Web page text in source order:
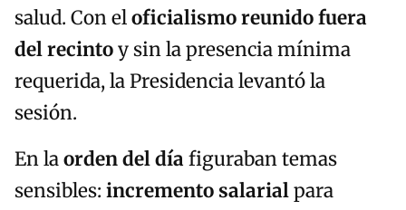
salud. Con eloficialismo reunido fuera
del recintoy sin la presencia mínima
requerida, la Presidencia levantó la
sesión.
En laorden del díafiguraban temas
sensibles: incremento salarialpara